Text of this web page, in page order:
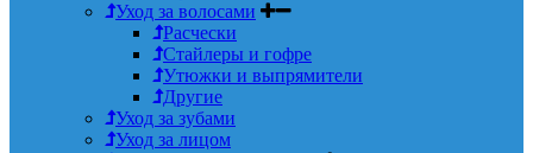
Уход за волосами
Расчески
Стайлеры и гофре
Утюжки и выпрямители
Другие
Уход за зубами
Уход за лицом